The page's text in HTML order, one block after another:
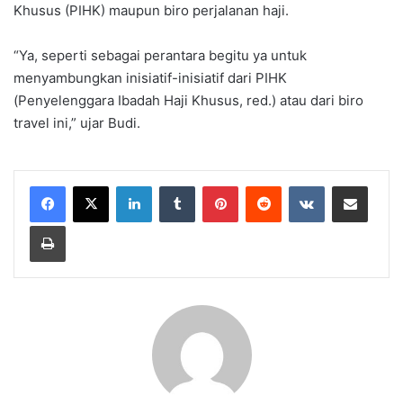
Khusus (PIHK) maupun biro perjalanan haji.
“Ya, seperti sebagai perantara begitu ya untuk
menyambungkan inisiatif-inisiatif dari PIHK
(Penyelenggara Ibadah Haji Khusus, red.) atau dari biro
travel ini,” ujar Budi.
LinkedInTumblr PinterestReddit VKontakteShare via Email
Print